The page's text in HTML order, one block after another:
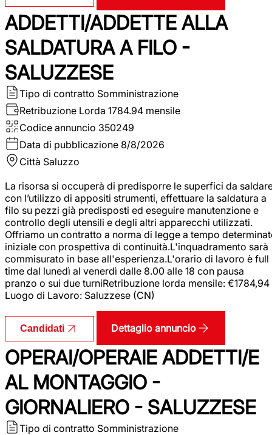
ADDETTI/ADDETTE ALLA
SALDATURA A FILO -
SALUZZESE
Tipo di contratto Somministrazione
Retribuzione Lorda 1784.94 mensile
Codice annuncio 350249
Data di pubblicazione 8/8/2026
Città Saluzzo
La risorsa si occuperà di predisporre le superfici da
con l’utilizzo di appositi strumenti, effettuare la saldatura a
filo su pezzi già predisposti ed eseguire manutenzione e
controllo degli utensili e degli altri apparecchi utilizzati.
Offriamo un contratto a norma di legge a tempo
iniziale con prospettiva di continuità.L'inquadramento sarà
commisurato in base all'esperienza.L'orario di lavoro è full
time dal lunedì al venerdì dalle 8.00 alle 18 con pausa
pranzo o sui due turniRetribuzione lorda mensile: €1784,94
Luogo di Lavoro: Saluzzese (CN)
Candidati Dettaglio annuncio
OPERAI/OPERAIE ADDETTI/E
AL MONTAGGIO -
GIORNALIERO - SALUZZESE
Tipo di contratto Somministrazione